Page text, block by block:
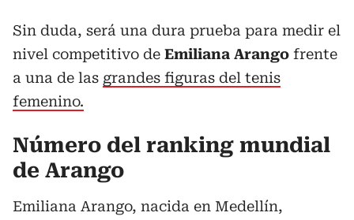
Sin duda, será una dura prueba para medir el
nivel competitivo de Emiliana Arango frente
a una de las grandes figuras del tenis
femenino.
Número del ranking mundial
de Arango
Emiliana Arango, nacida en Medellín,